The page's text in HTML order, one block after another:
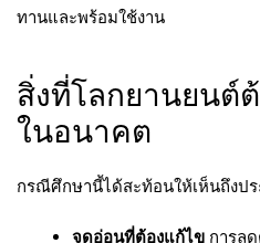
ทานและพร้อมใช้งาน
สิ่งที่โลกยานยนต์
ในอนาคต
กรณีศึกษานี้ได้สะท้อนให้เห็นถึงป
จุดอ่อนที่ต้องแก้ไข การล